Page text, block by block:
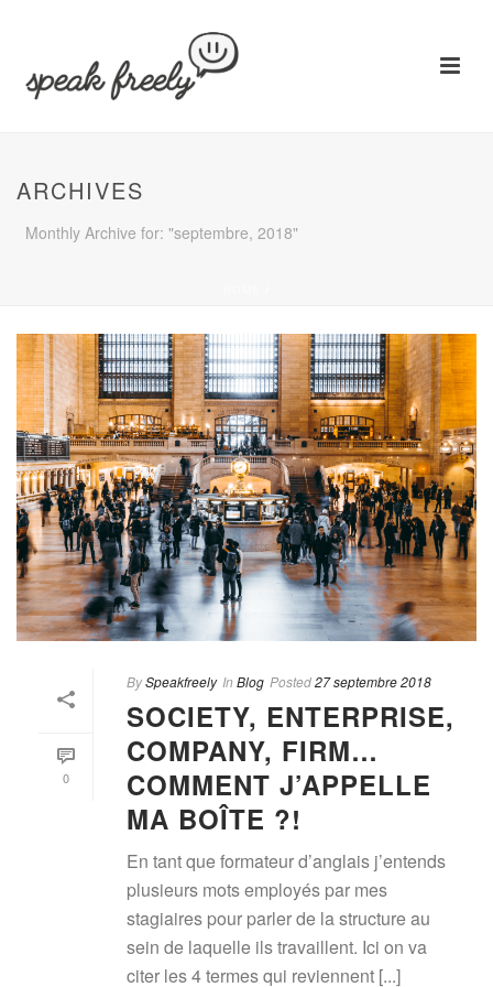
ARCHIVES
Monthly Archive for: "septembre, 2018"
0
BySpeakfreely In Blog Posted27 septembre 2018
SOCIETY, ENTERPRISE,
COMPANY, FIRM…
COMMENT J’APPELLE
MA BOÎTE ?!
En tant que formateur d’anglais j’entends
plusieurs mots employés par mes
stagiaires pour parler de la structure au
sein de laquelle ils travaillent. Ici on va
citer les 4 termes qui reviennent [...]